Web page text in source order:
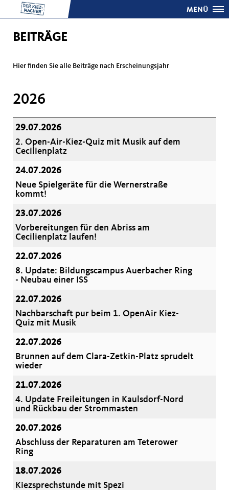
MENÜ
BEITRÄGE
Hier finden Sie alle Beiträge nach Erscheinungsjahr
2026
29.07.2026
2. Open-Air-Kiez-Quiz mit Musik auf dem
Cecilienplatz
24.07.2026
Neue Spielgeräte für die Wernerstraße
kommt!
23.07.2026
Vorbereitungen für den Abriss am
Cecilienplatz laufen!
22.07.2026
8. Update: Bildungscampus Auerbacher Ring
- Neubau einer ISS
22.07.2026
Nachbarschaft pur beim 1. OpenAir Kiez-
Quiz mit Musik
22.07.2026
Brunnen auf dem Clara-Zetkin-Platz sprudelt
wieder
21.07.2026
4. Update Freileitungen in Kaulsdorf-Nord
und Rückbau der Strommasten
20.07.2026
Abschluss der Reparaturen am Teterower
Ring
18.07.2026
Kiezsprechstunde mit Spezi